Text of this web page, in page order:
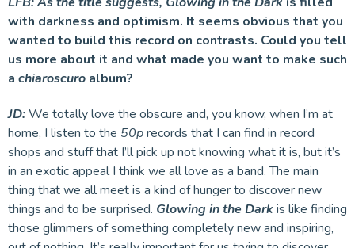
with darkness and optimism. It seems obvious that you
wanted to build this record on contrasts. Could you tell
us more about it and what made you want to make such
a chiaroscuro album?
JD:We totally love the obscure and, you know, when I’m at
home, I listen to the 50precords that I can find in record
shops and stuff that I’ll pick up not knowing what it is, but it’s
in an exotic appeal I think we all love as a band. The main
thing that we all meet is a kind of hunger to discover new
things and to be surprised. Glowing in the Dark is like finding
those glimmers of something completely new and inspiring,